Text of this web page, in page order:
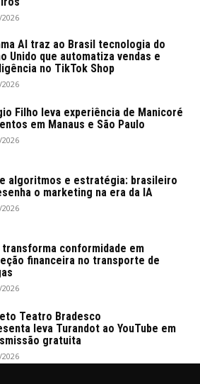
AI traz ao Brasil tecnologia do
Unido que automatiza vendas e
no TikTok Shop
Filho leva experiência de Manicoré
em Manaus e São Paulo
algoritmos e estratégia: brasileiro
o marketing na era da IA
transforma conformidade em
financeira no transporte de
Teatro Bradesco
leva Turandot ao YouTube em
gratuita